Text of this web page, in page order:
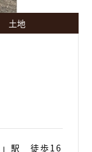
土地
」駅 徒歩16